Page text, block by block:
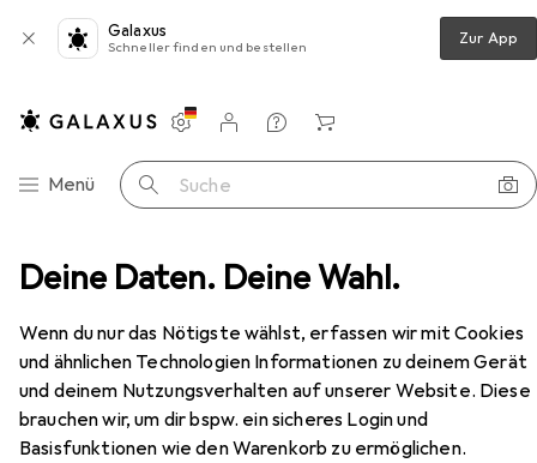
Deine Daten. Deine Wahl.
Wenn du nur das Nötigste wählst, erfassen wir mit Cookies
und ähnlichen Technologien Informationen zu deinem Gerät
und deinem Nutzungsverhalten auf unserer Website. Diese
brauchen wir, um dir bspw. ein sicheres Login und
Basisfunktionen wie den Warenkorb zu ermöglichen.
Galaxus
Schneller finden und bestellen Zur App
Navigation nach Kategorien
Menü Suche
Einstellungen
Kundenkonto
Vergleichslisten
Merklisten
Warenkorb
Pflaster Hansaplast Aqua Protect Schnelle Heilung
EUR
12,07
HansaplastAqua Protect Schnelle
Heilung
8x